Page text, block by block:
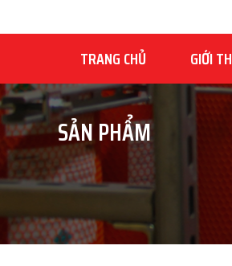
TRANG CHỦ GIỚI
SẢN PHẨM